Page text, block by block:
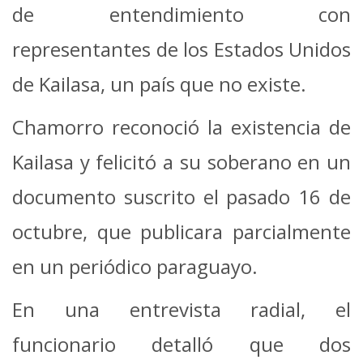
de entendimiento con
representantes de los Estados Unidos
de Kailasa, un país que no existe.
Chamorro reconoció la existencia de
Kailasa y felicitó a su soberano en un
documento suscrito el pasado 16 de
octubre, que publicara parcialmente
en un periódico paraguayo.
En una entrevista radial, el
funcionario detalló que dos